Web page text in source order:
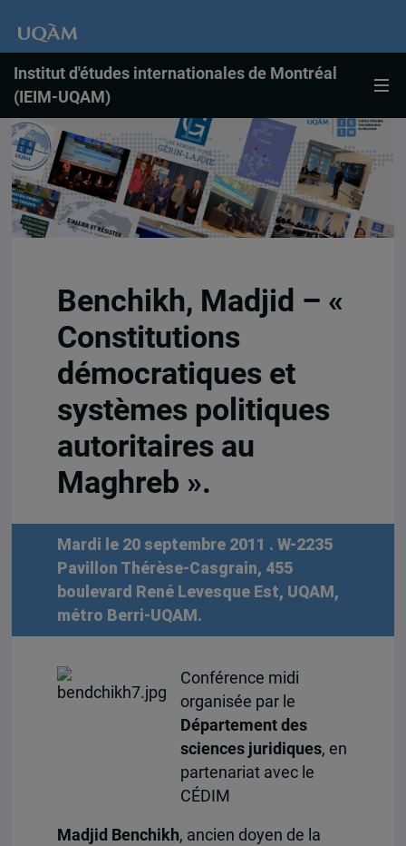
Institut d'études internationales de Montréal
(IEIM-UQAM)
Benchikh, Madjid – «
Constitutions
démocratiques et
systèmes politiques
autoritaires au
Maghreb ».
Mardi le 20 septembre 2011 . W-2235
Pavillon Thérèse-Casgrain, 455
boulevard René Levesque Est, UQAM,
métro Berri-UQAM.
Conférence midi
organisée par le
Département des
sciences juridiques, en
partenariat avec le
CÉDIM
Madjid Benchikh, ancien doyen de la